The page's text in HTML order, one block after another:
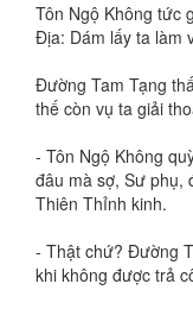
Tôn Ngộ Không tức
Địa: Dám lấy ta làm
Đường Tam Tạng
thế còn vụ ta giải
- Tôn Ngộ Không
đâu mà sợ, Sư phụ,
Thiên Thỉnh kinh.
- Thật chứ? Đường
khi không được trả